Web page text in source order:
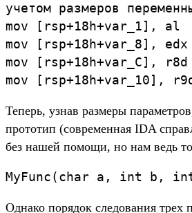
учетом размеров
mov
[ rsp+18h+var_1] ,
al
mov
[ rsp+18h+var_8] ,
edx
mov
[ rsp+18h+var_C] ,
r8d
mov
[ rsp+18h+var_10] ,
Те­перь, узнав раз­меры
про­тотип (сов­ремен­ная IDA
без нашей помощи, но нам ведь
MyFunc(char a , int b ,
Од­нако порядок сле­дова­ния трех